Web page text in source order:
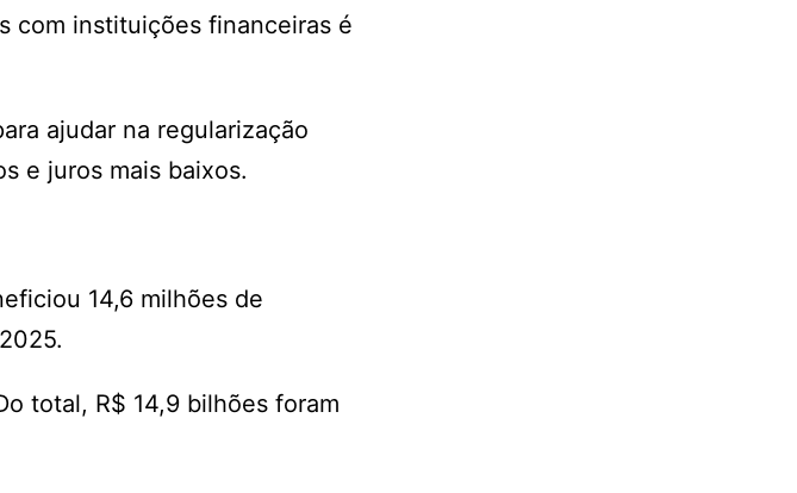
com instituições financeiras é
ajudar na regularização
e juros mais baixos.
14,6 milhões de
total, R$ 14,9 bilhões foram